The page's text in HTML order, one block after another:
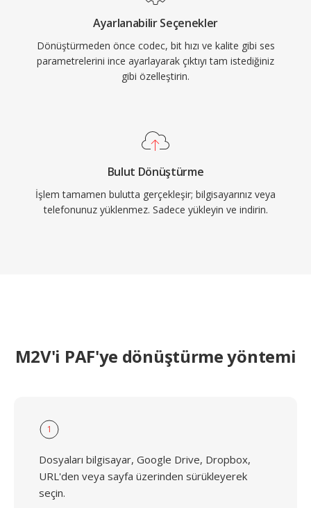
Ayarlanabilir Seçenekler
Dönüştürmeden önce codec, bit hızı ve kalite gibi ses
parametrelerini ince ayarlayarak çıktıyı tam istediğiniz
gibi özelleştirin.
Bulut Dönüştürme
İşlem tamamen bulutta gerçekleşir; bilgisayarınız veya
telefonunuz yüklenmez. Sadece yükleyin ve indirin.
M2V'i PAF'ye dönüştürme yöntemi
1
Dosyaları bilgisayar, Google Drive, Dropbox,
URL'den veya sayfa üzerinden sürükleyerek
seçin.